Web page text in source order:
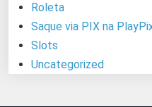
Roleta
Saque via PIX na
Slots
Uncategorized